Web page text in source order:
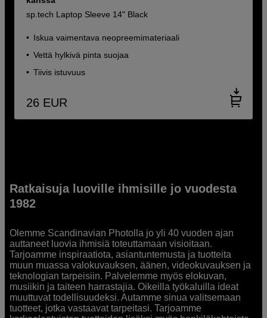
sp.tech Laptop Sleeve 14" Black
Iskua vaimentava neopreemimateriaali
Vettä hylkivä pinta suojaa
Tiivis istuvuus
26 EUR
Ratkaisuja luoville ihmisille jo vuodesta
1982
Olemme Scandinavian Photolla jo yli 40 vuoden ajan
auttaneet luovia ihmisiä toteuttamaan visioitaan.
Tarjoamme inspiraatiota, asiantuntemusta ja tuotteita
muun muassa valokuvauksen, äänen, videokuvauksen ja
teknologian tarpeisiin. Palvelemme myös elokuvan,
musiikin ja taiteen harrastajia. Oikeilla työkaluilla ideat
muuttuvat todellisuudeksi. Autamme sinua valitsemaan
tuotteet, jotka vastaavat tarpeitasi. Tarjoamme